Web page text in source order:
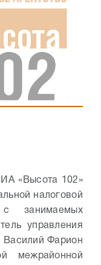
«Высота 102»
налоговой
занимаемых
управления
Василий Фарион
межрайонной